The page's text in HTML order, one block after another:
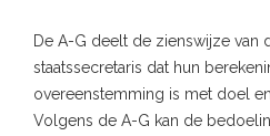
De A-G deelt de zienswijze van
staatssecretaris dat hun
overeenstemming is met doel
Volgens de A-G kan de